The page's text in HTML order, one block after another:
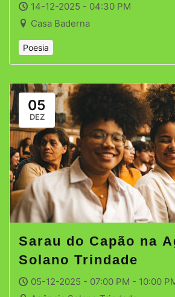
14-12-2025 - 04:30 PM
Casa Baderna
Poesia
05
DEZ
Sarau do Capão na
Solano Trindade
05-12-2025 - 07:00 PM - 10:00